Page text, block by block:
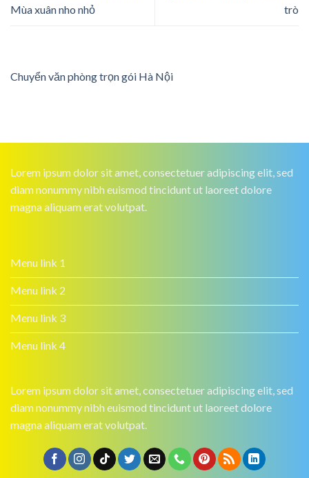
Mùa xuân nho nhỏ
trò
Chuyển văn phòng trọn gói Hà Nội
Lorem ipsum dolor sit amet, consectetuer adipiscing elit, sed
diam nonummy nibh euismod tincidunt ut laoreet dolore
magna aliquam erat volutpat.
Menu link 1
Menu link 2
Menu link 3
Menu link 4
Lorem ipsum dolor sit amet, consectetuer adipiscing elit, sed
diam nonummy nibh euismod tincidunt ut laoreet dolore
magna aliquam erat volutpat.